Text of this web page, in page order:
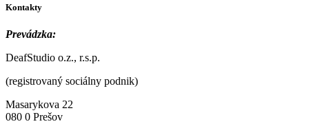
Kontakty
Prevádzka:
DeafStudio o.z., r.s.p.
(registrovaný sociálny podnik)
Masarykova 22
080 0 Prešov